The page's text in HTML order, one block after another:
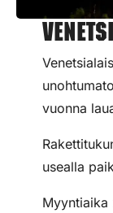
vuonna
usealla